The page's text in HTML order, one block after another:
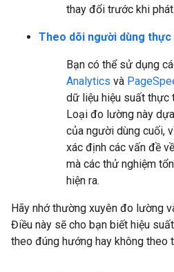
thay đổi trước khi
Theo dõi người dùng thực
Bạn có thể sử dụng
Analytics và
dữ liệu hiệu suất thực
Loại đo lường này
của người dùng cuối,
xác định các vấn đề
mà các thử nghiệm
hiện ra.
Hãy nhớ thường xuyên đo lường
Điều này sẽ cho bạn biết hiệu
theo đúng hướng hay không theo